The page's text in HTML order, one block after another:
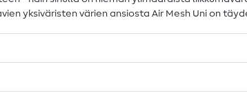
yksiväristen värien ansiosta Air Mesh Uni on